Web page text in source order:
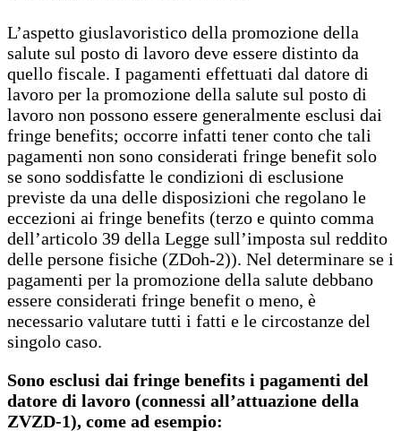
L’aspetto giuslavoristico della promozione della
salute sul posto di lavoro deve essere distinto da
quello fiscale. I pagamenti effettuati dal datore di
lavoro per la promozione della salute sul posto di
lavoro non possono essere generalmente esclusi dai
fringe benefits; occorre infatti tener conto che tali
pagamenti non sono considerati fringe benefit solo
se sono soddisfatte le condizioni di esclusione
previste da una delle disposizioni che regolano le
eccezioni ai fringe benefits (terzo e quinto comma
dell’articolo 39 della Legge sull’imposta sul reddito
delle persone fisiche (ZDoh-2)). Nel determinare se i
pagamenti per la promozione della salute debbano
essere considerati fringe benefit o meno, è
necessario valutare tutti i fatti e le circostanze del
singolo caso.
Sono esclusi dai fringe benefits i pagamenti del
datore di lavoro (connessi all’attuazione della
ZVZD-1), come ad esempio: